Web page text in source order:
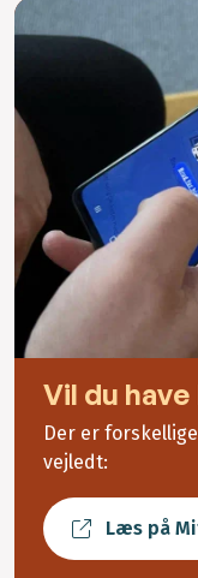
Vil du
Der er
vejledt:
Læs på